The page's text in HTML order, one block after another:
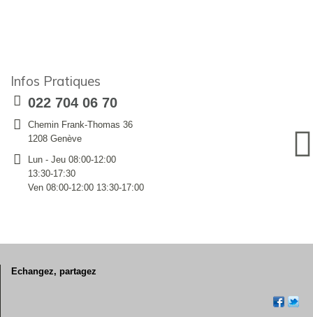
Infos Pratiques
022 704 06 70
Chemin Frank-Thomas 36
1208 Genève
Lun - Jeu 08:00-12:00
13:30-17:30
Ven 08:00-12:00 13:30-17:00
Echangez, partagez